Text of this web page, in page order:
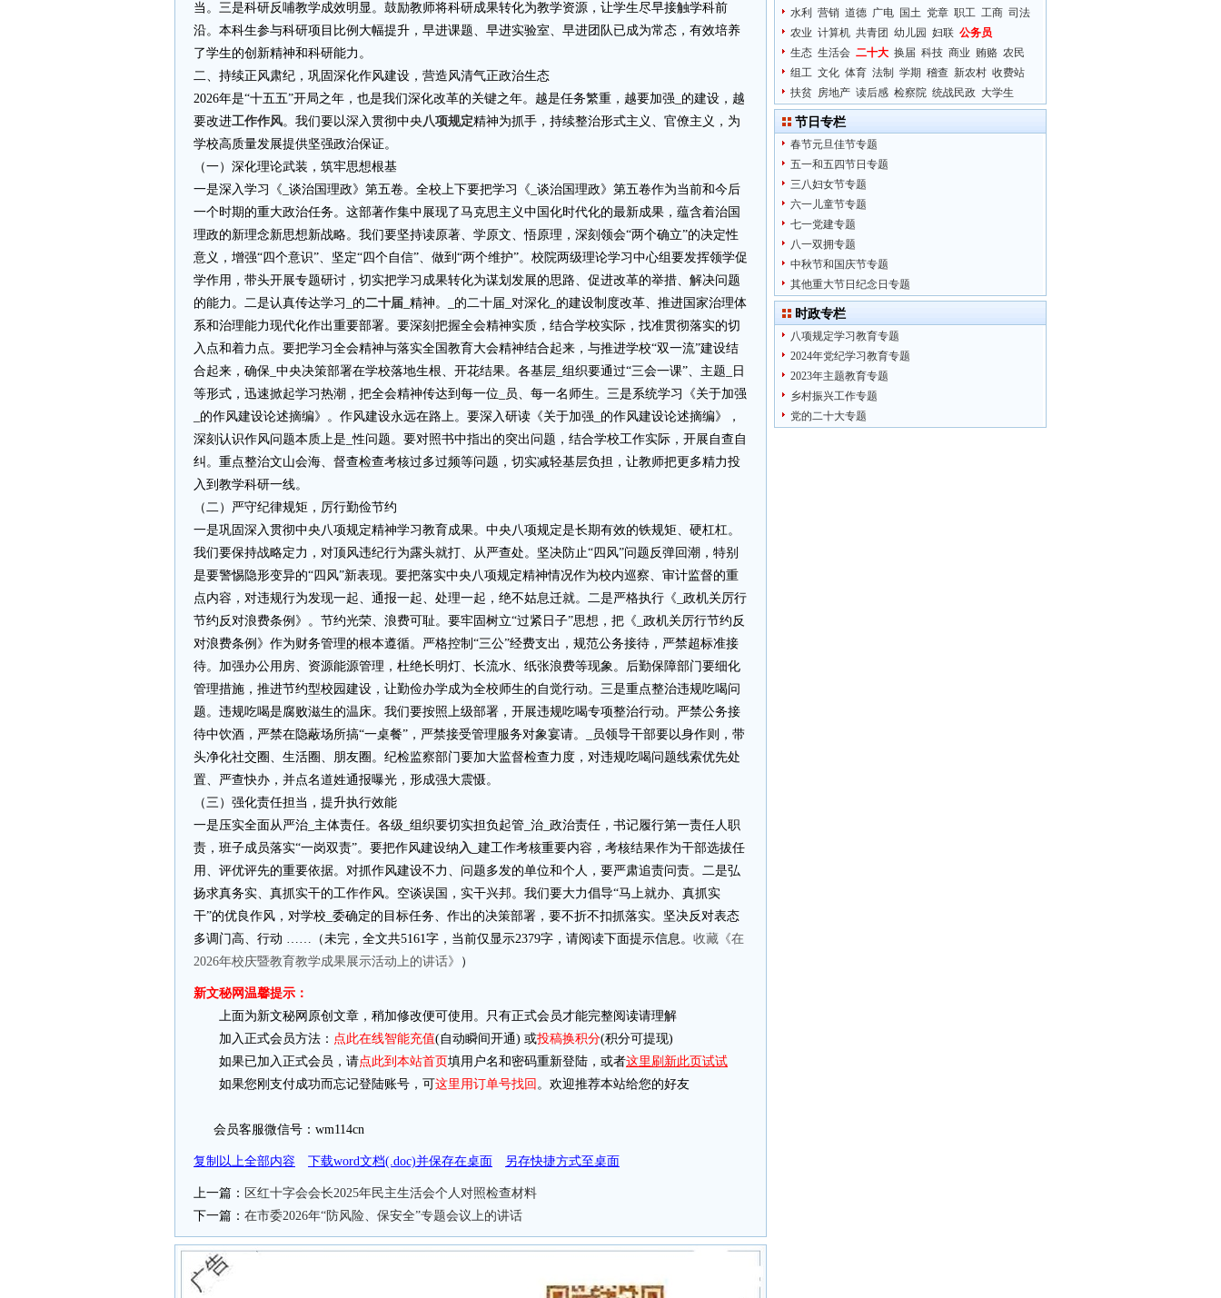
当。三是科研反哺教学成效明显。鼓励教师将科研成果转化为教学资源，让学生尽早接触学科前
沿。本科生参与科研项目比例大幅提升，早进课题、早进实验室、早进团队已成为常态，有效培养
了学生的创新精神和科研能力。
二、持续正风肃纪，巩固深化作风建设，营造风清气正政治生态
2026年是“十五五”开局之年，也是我们深化改革的关键之年。越是任务繁重，越要加强_的建设，越
要改进工作作风。我们要以深入贯彻中央八项规定精神为抓手，持续整治形式主义、官僚主义，为
学校高质量发展提供坚强政治保证。
（一）深化理论武装，筑牢思想根基
一是深入学习《_谈治国理政》第五卷。全校上下要把学习《_谈治国理政》第五卷作为当前和今后
一个时期的重大政治任务。这部著作集中展现了马克思主义中国化时代化的最新成果，蕴含着治国
理政的新理念新思想新战略。我们要坚持读原著、学原文、悟原理，深刻领会“两个确立”的决定性
意义，增强“四个意识”、坚定“四个自信”、做到“两个维护”。校院两级理论学习中心组要发挥领学促
学作用，带头开展专题研讨，切实把学习成果转化为谋划发展的思路、促进改革的举措、解决问题
的能力。二是认真传达学习_的二十届 _精神。_的二十届_对深化_的建设制度改革、推进国家治理体
系和治理能力现代化作出重要部署。要深刻把握全会精神实质，结合学校实际，找准贯彻落实的切
入点和着力点。要把学习全会精神与落实全国教育大会精神结合起来，与推进学校“双一流”建设结
合起来，确保_中央决策部署在学校落地生根、开花结果。各基层_组织要通过“三会一课”、主题_日
等形式，迅速掀起学习热潮，把全会精神传达到每一位_员、每一名师生。三是系统学习《关于加强
_的作风建设论述摘编》。作风建设永远在路上。要深入研读《关于加强_的作风建设论述摘编》，
深刻认识作风问题本质上是_性问题。要对照书中指出的突出问题，结合学校工作实际，开展自查自
纠。重点整治文山会海、督查检查考核过多过频等问题，切实减轻基层负担，让教师把更多精力投
入到教学科研一线。
（二）严守纪律规矩，厉行勤俭节约
一是巩固深入贯彻中央八项规定精神学习教育成果。中央八项规定是长期有效的铁规矩、硬杠杠。
我们要保持战略定力，对顶风违纪行为露头就打、从严查处。坚决防止“四风”问题反弹回潮，特别
是要警惕隐形变异的“四风”新表现。要把落实中央八项规定精神情况作为校内巡察、审计监督的重
点内容，对违规行为发现一起、通报一起、处理一起，绝不姑息迁就。二是严格执行《_政机关厉行
节约反对浪费条例》。节约光荣、浪费可耻。要牢固树立“过紧日子”思想，把《_政机关厉行节约反
对浪费条例》作为财务管理的根本遵循。严格控制“三公”经费支出，规范公务接待，严禁超标准接
待。加强办公用房、资源能源管理，杜绝长明灯、长流水、纸张浪费等现象。后勤保障部门要细化
管理措施，推进节约型校园建设，让勤俭办学成为全校师生的自觉行动。三是重点整治违规吃喝问
题。违规吃喝是腐败滋生的温床。我们要按照上级部署，开展违规吃喝专项整治行动。严禁公务接
待中饮酒，严禁在隐蔽场所搞“一桌餐”，严禁接受管理服务对象宴请。_员领导干部要以身作则，带
头净化社交圈、生活圈、朋友圈。纪检监察部门要加大监督检查力度，对违规吃喝问题线索优先处
置、严查快办，并点名道姓通报曝光，形成强大震慑。
（三）强化责任担当，提升执行效能
一是压实全面从严治_主体责任。各级_组织要切实担负起管_治_政治责任，书记履行第一责任人职
责，班子成员落实“一岗双责”。要把作风建设纳入_ 建工作考核重要内容，考核结果作为干部选拔任
用、评优评先的重要依据。对抓作风建设不力、问题多发的单位和个人，要严肃追责问责。二是弘
扬求真务实、真抓实干的工作作风。空谈误国，实干兴邦。我们要大力倡导“马上就办、真抓实
干”的优良作风，对学校_委确定的目标任务、作出的决策部署，要不折不扣抓落实。坚决反对表态
多调门高、行动 ……（未完，全文共5161字，当前仅显示2379字，请阅读下面提示信息。 收藏《在
2026年校庆暨教育教学成果展示活动上的讲话》
）
新文秘网温馨提示：
上面为新文秘网原创文章，稍加修改便可使用。只有正式会员才能完整阅读请理解
加入正式会员方法： 点此在线智能充值(自动瞬间开通) 或投稿换积分(积分可提现)
如果已加入正式会员，请点此到本站首页填用户名和密码重新登陆，或者这里刷新此页试试
如果您刚支付成功而忘记登陆账号，可这里用订单号找回 。欢迎推荐本站给您的好友
会员客服微信号：wm114cn
复制以上全部内容 下载word文档(.doc)并保存在桌面 另存快捷方式至桌面
上一篇： 区红十字会会长2025年民主生活会个人对照检查材料
下一篇： 在市委2026年“防风险、保安全”专题会议上的讲话
水利
营销 道德 广电 国土 党章 职工 工商 司法
农业 计算机 共青团 幼儿园 妇联 公务员
生态 生活会 二十大 换届 科技 商业 贿赂 农民
组工 文化 体育 法制 学期 稽查 新农村 收费站
扶贫 房地产 读后感 检察院 统战民政 大学生
节日专栏
春节元旦佳节专题
五一和五四节日专题
三八妇女节专题
六一儿童节专题
七一党建专题
八一双拥专题
中秋节和国庆节专题
其他重大节日纪念日专题
时政专栏
八项规定学习教育专题
2024年党纪学习教育专题
2023年主题教育专题
乡村振兴工作专题
党的二十大专题